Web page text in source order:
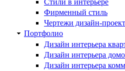
Фирменный стиль
Чертежи дизайн-
Портфолио
Дизайн интерьера
Дизайн интерьера
Дизайн интерьера